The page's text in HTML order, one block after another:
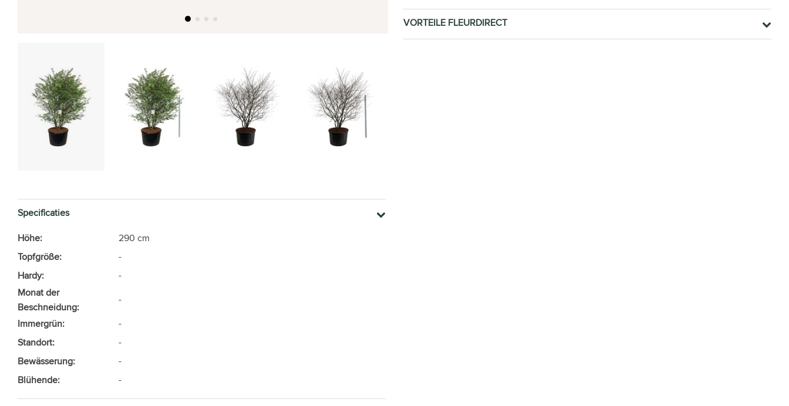
Specificaties
Höhe:
290 cm
Topfgröße:
-
Hardy:
-
Monat der
Beschneidung:
-
Immergrün:
-
Standort:
-
Bewässerung:
-
Blühende:
-
VORTEILE FLEURDIRECT